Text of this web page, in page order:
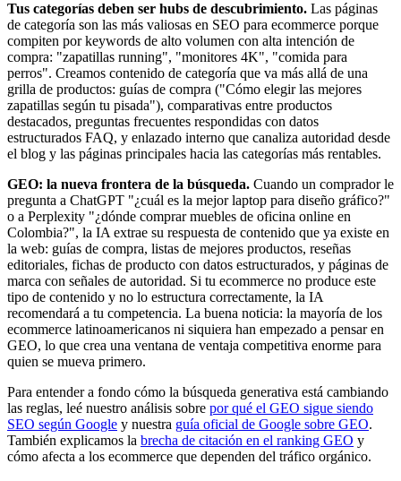
Tus categorías deben ser hubs de descubrimiento. Las páginas
de categoría son las más valiosas en SEO para ecommerce porque
compiten por keywords de alto volumen con alta intención de
compra: "zapatillas running", "monitores 4K", "comida para
perros". Creamos contenido de categoría que va más allá de una
grilla de productos: guías de compra ("Cómo elegir las mejores
zapatillas según tu pisada"), comparativas entre productos
destacados, preguntas frecuentes respondidas con datos
estructurados FAQ, y enlazado interno que canaliza autoridad desde
el blog y las páginas principales hacia las categorías más rentables.
GEO: la nueva frontera de la búsqueda. Cuando un comprador le
pregunta a ChatGPT "¿cuál es la mejor laptop para diseño gráfico?"
o a Perplexity "¿dónde comprar muebles de oficina online en
Colombia?", la IA extrae su respuesta de contenido que ya existe en
la web: guías de compra, listas de mejores productos, reseñas
editoriales, fichas de producto con datos estructurados, y páginas de
marca con señales de autoridad. Si tu ecommerce no produce este
tipo de contenido y no lo estructura correctamente, la IA
recomendará a tu competencia. La buena noticia: la mayoría de los
ecommerce latinoamericanos ni siquiera han empezado a pensar en
GEO, lo que crea una ventana de ventaja competitiva enorme para
quien se mueva primero.
Para entender a fondo cómo la búsqueda generativa está cambiando
las reglas, leé nuestro análisis sobre por qué el GEO sigue siendo
SEO según Google y nuestra guía oficial de Google sobre GEO.
También explicamos la brecha de citación en el ranking GEO y
cómo afecta a los ecommerce que dependen del tráfico orgánico.